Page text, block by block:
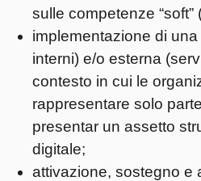
sulle competenze
implementazione di
interni) e/o esterna
contesto in cui le
rappresentare solo
presentar un assetto
digitale;
attivazione, sostegno e